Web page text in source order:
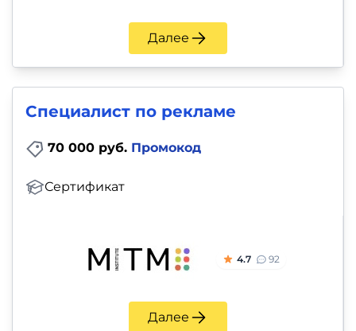
Далее
Специалист по рекламе
70 000 руб. Промокод
Сертификат
4.7 92
Далее